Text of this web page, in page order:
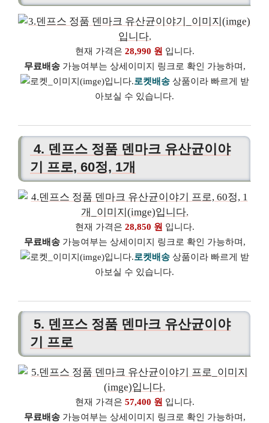
현재 가격은 28,990 원 입니다.
무료배송가능여부는 상세이미지 링크로 확인 가능하며,
로켓배송상품이라 빠르게 받
아보실 수 있습니다.
4. 덴프스 정품 덴마크 유산균이야
기 프로, 60정, 1개
현재 가격은 28,850 원 입니다.
무료배송가능여부는 상세이미지 링크로 확인 가능하며,
로켓배송상품이라 빠르게 받
아보실 수 있습니다.
5. 덴프스 정품 덴마크 유산균이야
기 프로
현재 가격은 57,400 원 입니다.
무료배송가능여부는 상세이미지 링크로 확인 가능하며,